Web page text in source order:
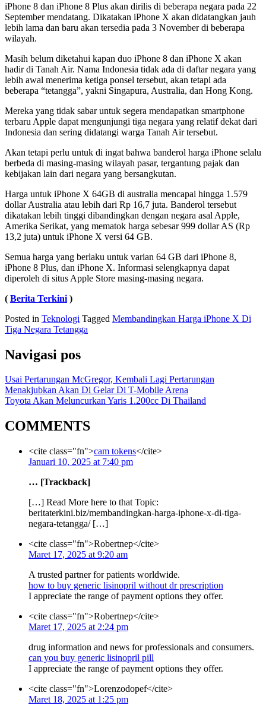
iPhone 8 dan iPhone 8 Plus akan dirilis di beberapa negara pada 22
September mendatang. Dikatakan iPhone X akan didatangkan jauh
lebih lama dan baru akan tersedia pada 3 November di beberapa
wilayah.
Masih belum diketahui kapan duo iPhone 8 dan iPhone X akan
hadir di Tanah Air. Nama Indonesia tidak ada di daftar negara yang
lebih awal menerima ketiga ponsel tersebut, akan tetapi ada
beberapa “tetangga”, yakni Singapura, Australia, dan Hong Kong.
Mereka yang tidak sabar untuk segera mendapatkan smartphone
terbaru Apple dapat mengunjungi tiga negara yang relatif dekat dari
Indonesia dan sering didatangi warga Tanah Air tersebut.
Akan tetapi perlu untuk di ingat bahwa banderol harga iPhone selalu
berbeda di masing-masing wilayah pasar, tergantung pajak dan
kebijakan lain dari negara yang bersangkutan.
Harga untuk iPhone X 64GB di australia mencapai hingga 1.579
dollar Australia atau lebih dari Rp 16,7 juta. Banderol tersebut
dikatakan lebih tinggi dibandingkan dengan negara asal Apple,
Amerika Serikat, yang mematok harga sebesar 999 dollar AS (Rp
13,2 juta) untuk iPhone X versi 64 GB.
Semua harga yang berlaku untuk varian 64 GB dari iPhone 8,
iPhone 8 Plus, dan iPhone X. Informasi selengkapnya dapat
diperoleh di situs Apple Store masing-masing negara.
( Berita Terkini )
Posted in Teknologi Tagged Membandingkan Harga iPhone X Di
Tiga Negara Tetangga
Navigasi pos
Usai Pertarungan McGregor, Kembali Lagi Pertarungan
Menakjubkan Akan Di Gelar Di T-Mobile Arena
Toyota Akan Meluncurkan Yaris 1.200cc Di Thailand
COMMENTS
<cite class="fn">cam tokens</cite>
Januari 10, 2025 at 7:40 pm
… [Trackback]
[…] Read More here to that Topic:
beritaterkini.biz/membandingkan-harga-iphone-x-di-tiga-
negara-tetangga/ […]
<cite class="fn">Robertnep</cite>
Maret 17, 2025 at 9:20 am
A trusted partner for patients worldwide.
how to buy generic lisinopril without dr prescription
I appreciate the range of payment options they offer.
<cite class="fn">Robertnep</cite>
Maret 17, 2025 at 2:24 pm
drug information and news for professionals and consumers.
can you buy generic lisinopril pill
I appreciate the range of payment options they offer.
<cite class="fn">Lorenzodopef</cite>
Maret 18, 2025 at 1:25 pm